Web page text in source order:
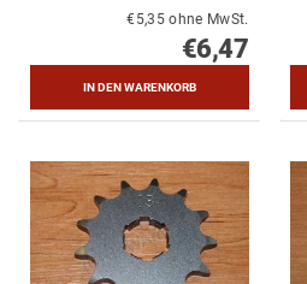
€5,35 ohne MwSt.
€6,47